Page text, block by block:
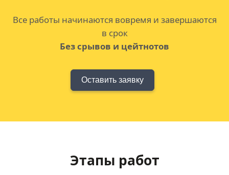
Все работы начинаются вовремя и завершаются
в срок
Без срывов и цейтнотов
Оставить заявку
Этапы работ